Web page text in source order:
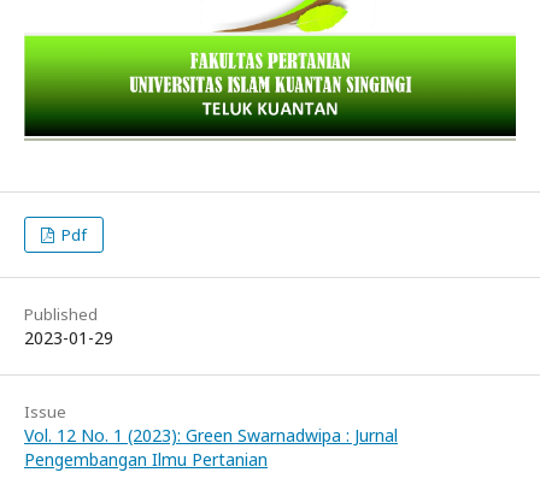
Pdf
Published
2023-01-29
Issue
Vol. 12 No. 1 (2023): Green Swarnadwipa : Jurnal
Pengembangan Ilmu Pertanian